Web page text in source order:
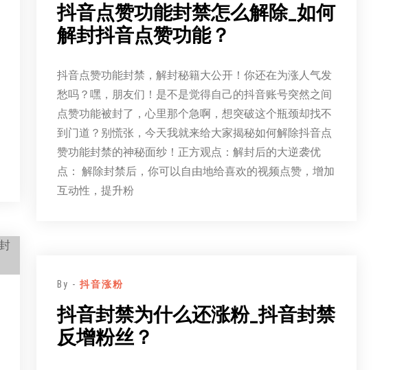
抖音点赞功能封禁怎么解除_如何
解封抖音点赞功能？
抖音点赞功能封禁，解封秘籍大公开！你还在为涨人气发
愁吗？嘿，朋友们！是不是觉得自己的抖音账号突然之间
点赞功能被封了，心里那个急啊，想突破这个瓶颈却找不
到门道？别慌张，今天我就来给大家揭秘如何解除抖音点
赞功能封禁的神秘面纱！正方观点：解封后的大逆袭优
点： 解除封禁后，你可以自由地给喜欢的视频点赞，增加
互动性，提升粉
By - 抖音涨粉
抖音封禁为什么还涨粉_抖音封禁
反增粉丝？